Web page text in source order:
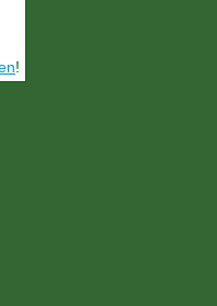
!